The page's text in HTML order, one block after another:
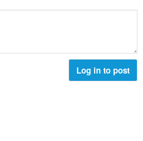
Log in to post